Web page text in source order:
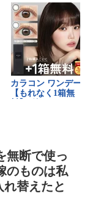
無断で使っ
のものは私
替えたと